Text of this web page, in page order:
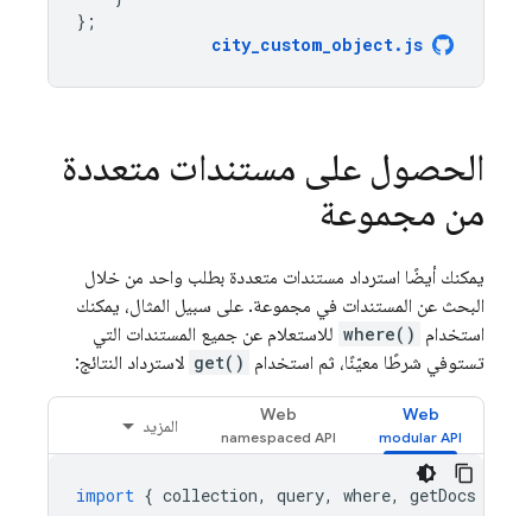
};
city_custom_object. js
الحصول على مستندات متعددة
من مجموعة
يمكنك أيضًا استرداد مستندات متعددة بطلب واحد من خلال
البحث عن المستندات في مجموعة. على سبيل المثال، يمكنك
استخدام where() للاستعلام عن جميع المستندات التي
تستوفي شرطًا معيّنًا، ثم استخدام get() لاسترداد النتائج:
Web
Web
المزيد
import { collection, query, where, getDocs